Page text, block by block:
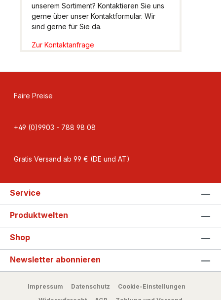
unserem Sortiment? Kontaktieren Sie uns
gerne über unser Kontaktformular. Wir
sind gerne für Sie da.
Zur Kontaktanfrage
Faire Preise
+49 (0)9903 - 788 98 08
Gratis Versand ab 99 € (DE und AT)
Service
Produktwelten
Shop
Newsletter abonnieren
Impressum Datenschutz
Cookie-Einstellungen